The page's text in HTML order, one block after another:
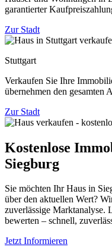
garantierter
Zur Stadt
Stuttgart
Verkaufen Sie Ihre
übernehmen den gesamten
Zur Stadt
Kostenlose
Siegburg
Sie möchten Ihr Haus in
über den aktuellen Wert?
zuverlässige Marktanalyse.
bewerten – schnell,
Jetzt Informieren